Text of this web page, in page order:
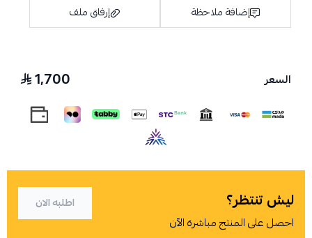
إضافة ملاحظة
إرفاق ملف
السعر 1,700
ليش تنتظر؟
احصل على المنتج مباشرة الآن
اطلبه الان